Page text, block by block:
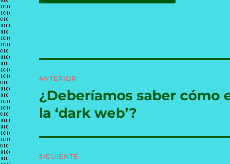
de
entradas
ANTERIOR
Entrada
anterior:
¿Deberíamos saber cómo
la ‘dark web’?
SIGUIENTE